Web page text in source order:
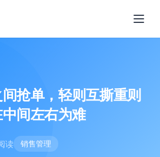
抢单，轻则互撕重则
间左右为难
读 销售管理